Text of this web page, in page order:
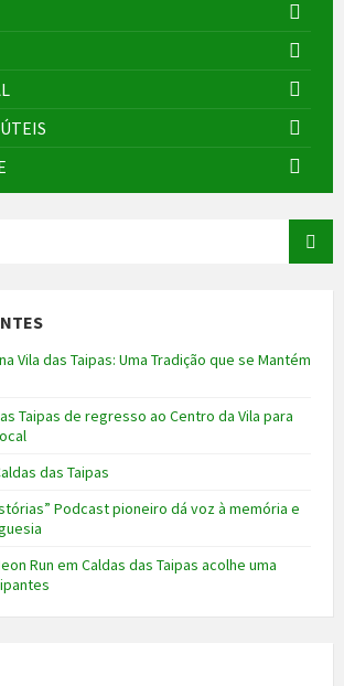
Vila das Taipas: Uma Tradição que se Mantém
Taipas de regresso ao Centro da Vila para
das Taipas
Podcast pioneiro dá voz à memória e
Run em Caldas das Taipas acolhe uma